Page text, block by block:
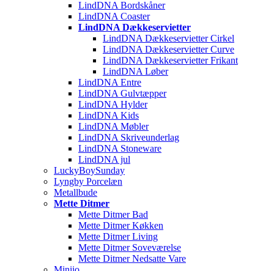
LindDNA Bordskåner
LindDNA Coaster
LindDNA Dækkeservietter
LindDNA Dækkeservietter Cirkel
LindDNA Dækkeservietter Curve
LindDNA Dækkeservietter Frikant
LindDNA Løber
LindDNA Entre
LindDNA Gulvtæpper
LindDNA Hylder
LindDNA Kids
LindDNA Møbler
LindDNA Skriveunderlag
LindDNA Stoneware
LindDNA jul
LuckyBoySunday
Lyngby Porcelæn
Metallbude
Mette Ditmer
Mette Ditmer Bad
Mette Ditmer Køkken
Mette Ditmer Living
Mette Ditmer Soveværelse
Mette Ditmer Nedsatte Vare